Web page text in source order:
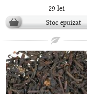
29 lei
Stoc epuizat